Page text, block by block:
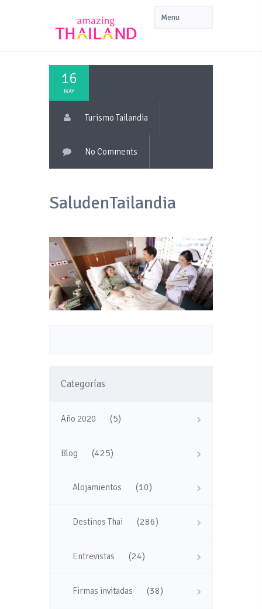
16
MAY
Turismo Tailandia
No Comments
SaludenTailandia
Categorías
Año 2020 (5)
Blog (425)
Alojamientos (10)
Destinos Thai (286)
Entrevistas (24)
Firmas invitadas (38)